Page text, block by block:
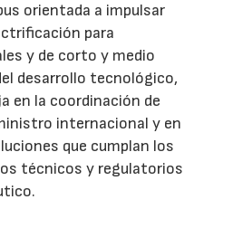
orientada a impulsar
para
y de corto y medio
desarrollo tecnológico,
en la coordinación de
internacional y en
que cumplan los
técnicos y regulatorios